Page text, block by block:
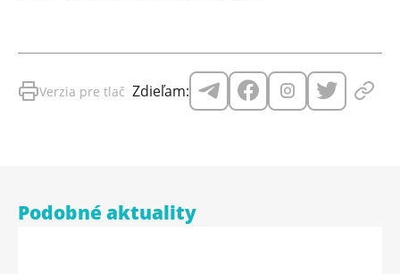
Verzia pre tlač Zdieľam:
Podobné aktuality